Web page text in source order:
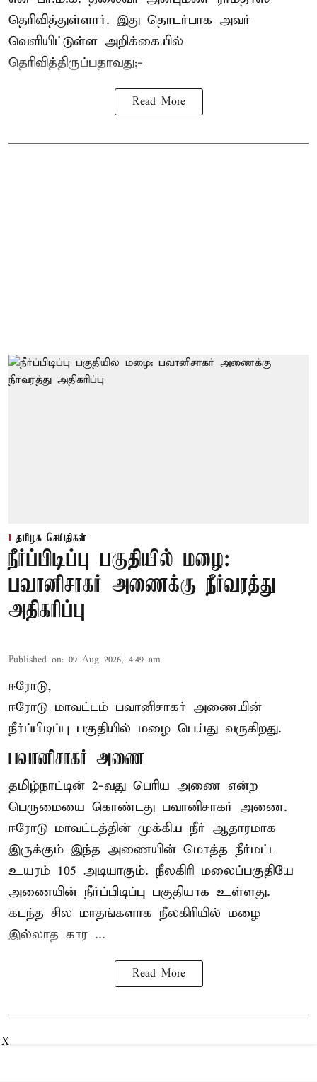
தெரிவித்துள்ளார். இது தொடர்பாக அவர்
வெளியிட்டுள்ள அறிக்கையில்
தெரிவித்திருப்பதாவது;-
Read More
தமிழக செய்திகள்
நீர்ப்பிடிப்பு பகுதியில் மழை:
பவானிசாகர் அணைக்கு நீர்வரத்து
அதிகரிப்பு
Published on: 09 Aug 2026, 4:49 am
ஈரோடு,
ஈரோடு மாவட்டம் பவானிசாகர் அணையின்
நீர்ப்பிடிப்பு பகுதியில் மழை பெய்து வருகிறது.
பவானிசாகர் அணை
தமிழ்நாட்டின் 2-வது பெரிய அணை என்ற
பெருமையை கொண்டது பவானிசாகர் அணை.
ஈரோடு மாவட்டத்தின் முக்கிய நீர் ஆதாரமாக
இருக்கும் இந்த அணையின் மொத்த நீர்மட்ட
உயரம் 105 அடியாகும். நீலகிரி மலைப்பகுதியே
அணையின் நீர்ப்பிடிப்பு பகுதியாக உள்ளது.
கடந்த சில மாதங்களாக நீலகிரியில் மழை
இல்லாத கார ...
Read More
X